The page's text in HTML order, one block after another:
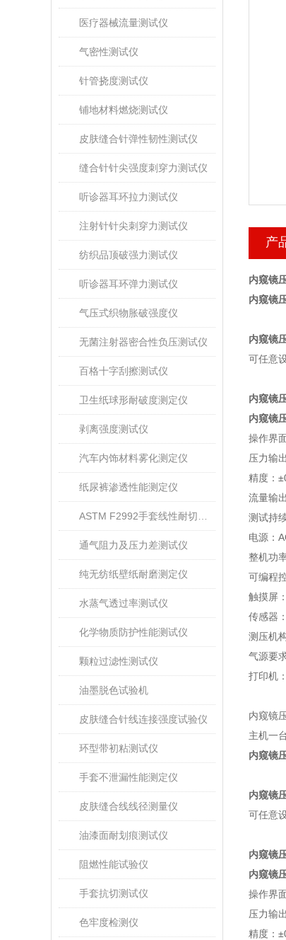
医疗器械流量测试仪
气密性测试仪
针管挠度测试仪
铺地材料燃烧测试仪
皮肤缝合针弹性韧性测试仪
缝合针针尖强度刺穿力测试仪
听诊器耳环拉力测试仪
注射针针尖刺穿力测试仪
纺织品顶破强力测试仪
听诊器耳环弹力测试仪
气压式织物胀破强度仪
无菌注射器密合性负压测试仪
百格十字刮擦测试仪
卫生纸球形耐破度测定仪
剥离强度测试仪
汽车内饰材料雾化测定仪
纸尿裤渗透性能测定仪
通气阻力及压力差测试仪
纯无纺纸壁纸耐磨测定仪
水蒸气透过率测试仪
化学物质防护性能测试仪
颗粒过滤性测试仪
油墨脱色试验机
皮肤缝合针线连接强度试验仪
环型带初粘测试仪
手套不泄漏性能测定仪
皮肤缝合线线径测量仪
油漆面耐划痕测试仪
阻燃性能试验仪
手套抗切测试仪
色牢度检测仪
产
内窥镜
内窥镜
内窥镜
可任意
内窥镜
内窥镜
操作界
压力输
精度： ±
流量输
测试持
电源：
整机功
可编程
触摸屏：
传感器
测压机
气源要
打印机
内窥镜
主机一
内窥镜
内窥镜
可任意
内窥镜
内窥镜
操作界
压力输
精度： ±